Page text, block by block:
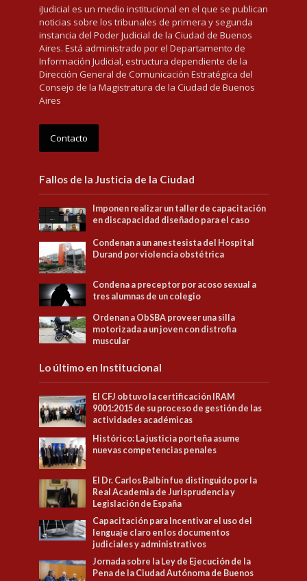
iJudicial es un medio institucional en el que se publican
noticias sobre los tribunales de primera y segunda
instancia del Poder Judicial de la Ciudad de Buenos
Aires. Está administrado por el Departamento de
Información Judicial, estructura dependiente de la
Dirección General de Comunicación Estratégica del
Consejo de la Magistratura de la Ciudad de Buenos
Aires
Contacto
Fallos de la Justicia de la Ciudad
Imponen realizar un taller de capacitación
en discapacidad diseñado para el caso
Condenan a un anestesista del Hospital
Durand por violencia obstétrica
Condena a preceptor por acoso sexual a
tres alumnas de un colegio
Ordenan a ObSBA proveer una silla
motorizada a un joven con distrofia
muscular
Lo último en Institucional
El CFJ obtuvo la certificación IRAM
9001:2015 de su proceso de gestión de las
actividades académicas
Histórico: La justicia porteña asume
nuevas competencias penales
El Dr. Carlos Balbín fue distinguido por la
Real Academia de Jurisprudencia y
Legislación de España
Capacitación para Incentivar el uso del
lenguaje claro en los documentos
judiciales y administrativos
Jornada sobre la Ley de Ejecución de la
Pena de la Ciudad Autónoma de Buenos